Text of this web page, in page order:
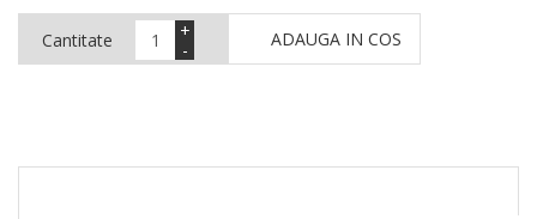
Cantitate -
+ ADAUGA IN COS